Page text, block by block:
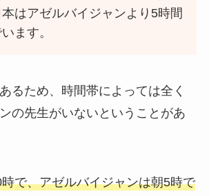
本はアゼルバイジャンより5時間
ます。
るため、時間帯によっては全く
の先生がいないということがあ
で、アゼルバイジャンは朝5時で